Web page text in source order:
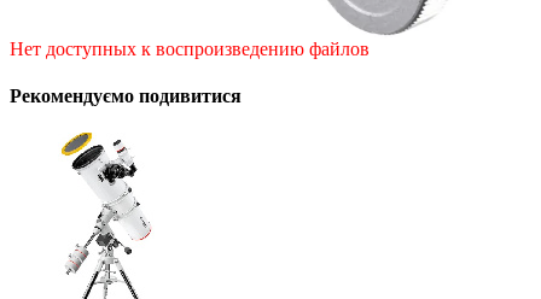
Нет доступных к воспроизведению файлов
Рекомендуємо подивитися